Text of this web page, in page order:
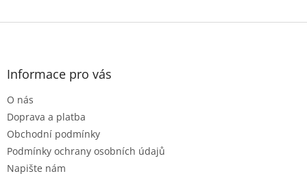
Z
Informace pro vás
O nás
Doprava a platba
Obchodní podmínky
Podmínky ochrany osobních údajů
Napište nám